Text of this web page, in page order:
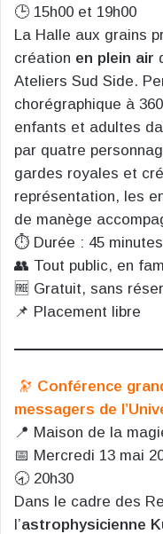
🕒 15h00 et 19h00
La Halle aux grains
création en plein air
Ateliers Sud Side.
chorégraphique à
enfants et adultes
par quatre
gardes royales et
représentation, les
de manège
⏱️ Durée : 45
👥 Tout public, en
🆓 Gratuit, sans
📌 Placement libre
🔭 Conférence
messagers de
📍 Maison de la
📅 Mercredi 13 mai
🕣 20h30
Dans le cadre des
l’astrophysicienne